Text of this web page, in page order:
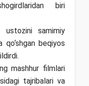
biri
samimiy
qo‘shgan beqiyos
mashhur filmlari
tajribalari va